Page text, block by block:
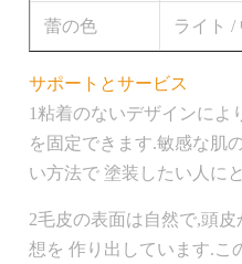
蕾の色 ライト /
サポートとサービス
1粘着のないデザインによ
を固定できます.敏感な肌
い方法で 塗装したい人に
2毛皮の表面は自然で,頭
想を 作り出しています.こ